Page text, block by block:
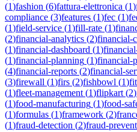
(1)fashion (6)fattura-elettronica (1)
compliance (3)features (1)fec (1)
(1)field-service (1)fill-rate (1)
(2)financial-analytics (2)financial-
(1)financial-dashboard (1)
(1)financial-planning (1)financial-
(4)financial-reports (2)financial-
(3)firewall (1)firs (2)fishbowl (1)
(1)fleet-management (1)flipkart (2)
(1)food-manufacturing (1)food-
(1)formulas (1)framework (2)
(1)fraud-detection (2)fraud-